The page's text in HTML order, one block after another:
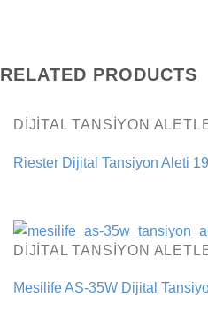
RELATED PRODUCTS
DIJITAL TANSIYON
Riester Dijital Tansiyon Aleti
DIJITAL TANSIYON
Mesilife AS-35W Dijital